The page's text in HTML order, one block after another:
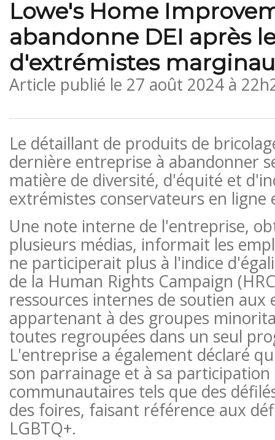
Lowe's Home
abandonne DEI après
d'extrémistes
Article publié le 27 août 2024 à
Le détaillant de produits de
dernière entreprise à abandonner
matière de diversité, d'équité et
extrémistes conservateurs en
Une note interne de l'entreprise,
plusieurs médias, informait les
ne participerait plus à l'indice
de la Human Rights Campaign
ressources internes de soutien aux
appartenant à des groupes
toutes regroupées dans un seul
L'entreprise a également déclaré
son parrainage et à sa participation
communautaires tels que des
des foires, faisant référence aux
LGBTQ+.